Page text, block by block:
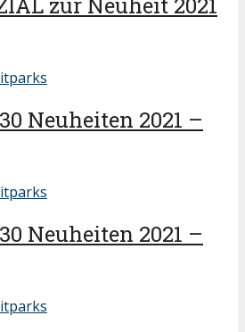
Neuheiten 2021 –
Neuheiten 2021 –